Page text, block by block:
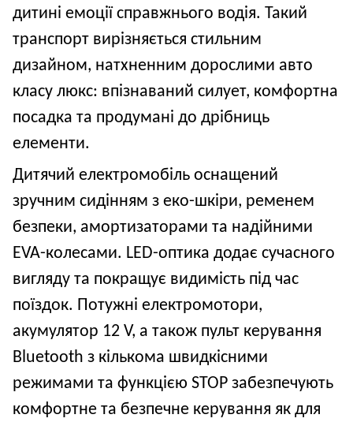
дитині емоції справжнього водія. Такий
транспорт вирізняється стильним
дизайном, натхненним дорослими авто
класу люкс: впізнаваний силует, комфортна
посадка та продумані до дрібниць
елементи.
Дитячий електромобіль оснащений
зручним сидінням з еко-шкіри, ременем
безпеки, амортизаторами та надійними
EVA-колесами. LED-оптика додає сучасного
вигляду та покращує видимість під час
поїздок. Потужні електромотори,
акумулятор 12 V, а також пульт керування
Bluetooth з кількома швидкісними
режимами та функцією STOP забезпечують
комфортне та безпечне керування як для